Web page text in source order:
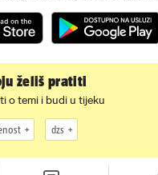
želiš pratiti
o temi i budi u tijeku
dzs